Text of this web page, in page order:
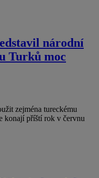
národní
Turků moc
zejména tureckému
konají příští rok v červnu